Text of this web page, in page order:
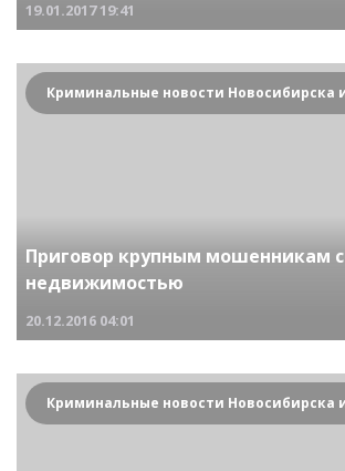
19.01.201719:41
Приговор крупным мошенникам с
недвижимостью
20.12.2016 04:01